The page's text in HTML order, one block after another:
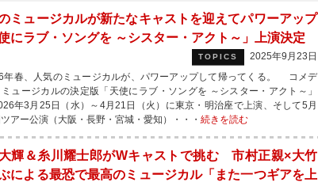
ミュージカルが新たなキャストを迎えてパワーアップ
使にラブ・ソングを ～シスター・アクト～」上演決定
TOPICS
2025年9月23日
春、人気のミュージカルが、パワーアップして帰ってくる。 コメデ
ミュージカルの決定版「天使にラブ・ソングを ～シスター・アクト～」
年3月25日（水）～4月21日（火）に東京・明治座で上演、そして5月
アー公演（大阪・長野・宮城・愛知）・・・ 続きを読む
輝＆糸川耀士郎がWキャストで挑む 市村正親×大竹
による最恐で最高のミュージカル「また一つギアを上